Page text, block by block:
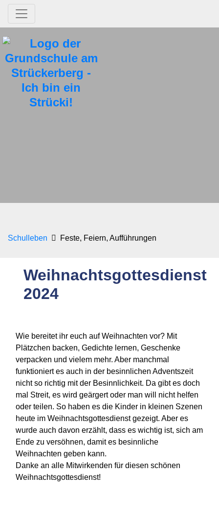
Schulleben Feste, Feiern, Aufführungen
Weihnachtsgottesdienst
2024
Wie bereitet ihr euch auf Weihnachten vor? Mit
Plätzchen backen, Gedichte lernen, Geschenke
verpacken und vielem mehr. Aber manchmal
funktioniert es auch in der besinnlichen Adventszeit
nicht so richtig mit der Besinnlichkeit. Da gibt es doch
mal Streit, es wird geärgert oder man will nicht helfen
oder teilen. So haben es die Kinder in kleinen Szenen
heute im Weihnachtsgottesdienst gezeigt. Aber es
wurde auch davon erzählt, dass es wichtig ist, sich am
Ende zu versöhnen, damit es besinnliche
Weihnachten geben kann.
Danke an alle Mitwirkenden für diesen schönen
Weihnachtsgottesdienst!